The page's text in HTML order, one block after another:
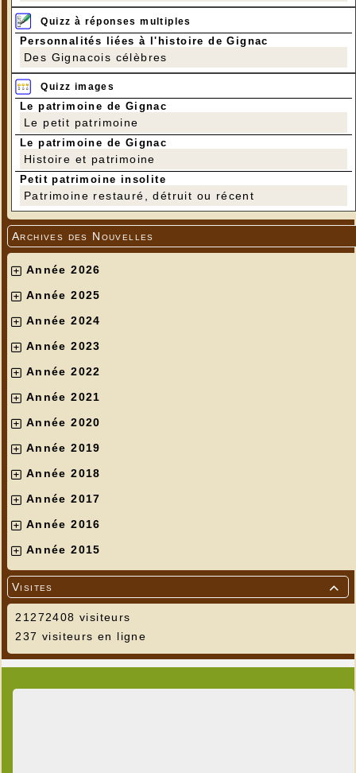
Quizz à réponses multiples
Personnalités liées à l'histoire de Gignac
Des Gignacois célèbres
Quizz images
Le patrimoine de Gignac
Le petit patrimoine
Le patrimoine de Gignac
Histoire et patrimoine
Petit patrimoine insolite
Patrimoine restauré, détruit ou récent
Archives des Nouvelles
Année 2026
Année 2025
Année 2024
Année 2023
Année 2022
Année 2021
Année 2020
Année 2019
Année 2018
Année 2017
Année 2016
Année 2015

Visites
21272408 visiteurs
237 visiteurs en ligne